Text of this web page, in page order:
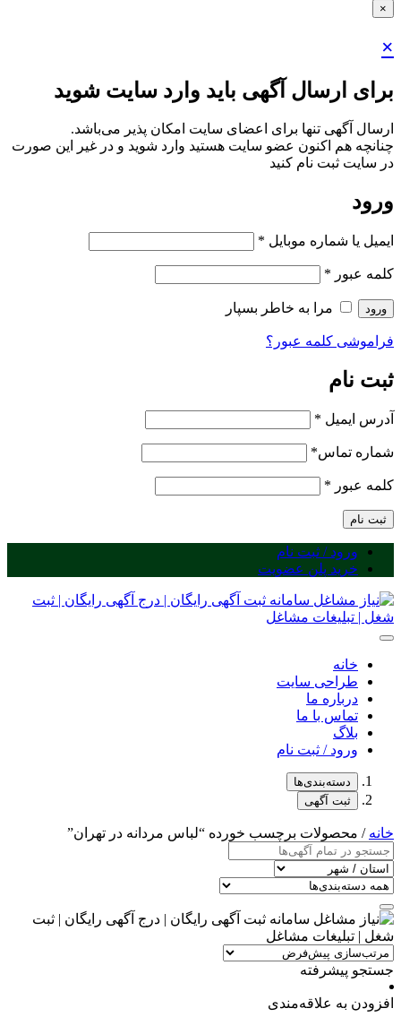
×
×
برای ارسال آگهی باید وارد سایت شوید
ارسال آگهی تنها برای اعضای سایت امکان پذیر می‌باشد.
چنانچه هم‌ اکنون عضو سایت هستید وارد شوید و در غیر این صورت
در سایت ثبت نام کنید
ورود
ایمیل یا شماره موبایل *
کلمه عبور *
ورود مرا به خاطر بسپار
فراموشی کلمه عبور؟
ثبت نام
آدرس ایمیل *
شماره تماس*
کلمه عبور *
ثبت نام
ورود / ثبت نام
خرید پلن عضویت
خانه
طراحی سایت
درباره ما
تماس با ما
بلاگ
ورود / ثبت نام
دسته‌بندی‌ها
ثبت آگهی
خانه / محصولات برچسب خورده “لباس مردانه در تهران”
جستجو پیشرفته
افزودن به علاقه‌مندی